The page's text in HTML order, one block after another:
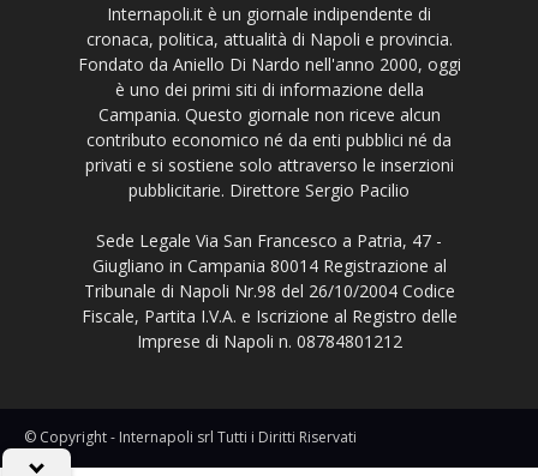
Internapoli.it è un giornale indipendente di
cronaca, politica, attualità di Napoli e provincia.
Fondato da Aniello Di Nardo nell'anno 2000, oggi
è uno dei primi siti di informazione della
Campania. Questo giornale non riceve alcun
contributo economico né da enti pubblici né da
privati e si sostiene solo attraverso le inserzioni
pubblicitarie. Direttore Sergio Pacilio
Sede Legale Via San Francesco a Patria, 47 -
Giugliano in Campania 80014 Registrazione al
Tribunale di Napoli Nr.98 del 26/10/2004 Codice
Fiscale, Partita I.V.A. e Iscrizione al Registro delle
Imprese di Napoli n. 08784801212
© Copyright - Internapoli srl Tutti i Diritti Riservati